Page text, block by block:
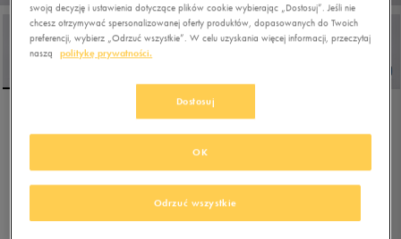
UMBRO HARRIER
4.8(23)
swoją decyzję i ustawienia dotyczące plików cookie wybierając „Dostosuj”. Jeśli nie
chcesz otrzymywać spersonalizowanej oferty produktów, dopasowanych do Twoich
preferencji, wybierz „Odrzuć wszystkie”. W celu uzyskania więcej informacji, przeczytaj
naszą
politykę prywatności.
Dostosuj
Odrzuć wszystkie
OK